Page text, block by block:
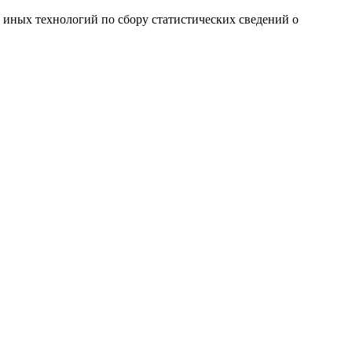
технологий по сбору статистических сведений о